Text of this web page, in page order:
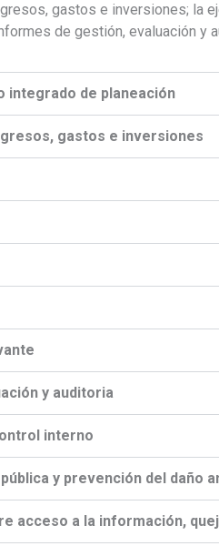
gastos e inversiones; la
de gestión, evaluación y
integrado de planeación
gastos e inversiones
y auditoria
interno
y prevención del daño
acceso a la información,